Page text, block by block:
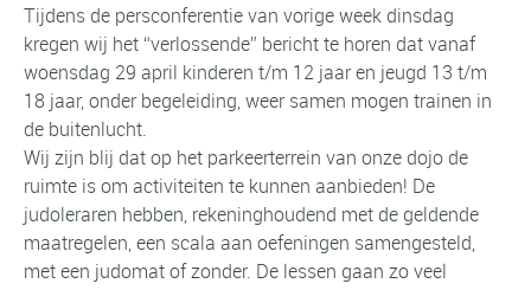
Tijdens de persconferentie van vorige week dinsdag
kregen wij het “verlossende” bericht te horen dat vanaf
woensdag 29 april kinderen t/m 12 jaar en jeugd 13 t/m
18 jaar, onder begeleiding, weer samen mogen trainen in
de buitenlucht.
Wij zijn blij dat op het parkeerterrein van onze dojo de
ruimte is om activiteiten te kunnen aanbieden! De
judoleraren hebben, rekeninghoudend met de geldende
maatregelen, een scala aan oefeningen samengesteld,
met een judomat of zonder. De lessen gaan zo veel